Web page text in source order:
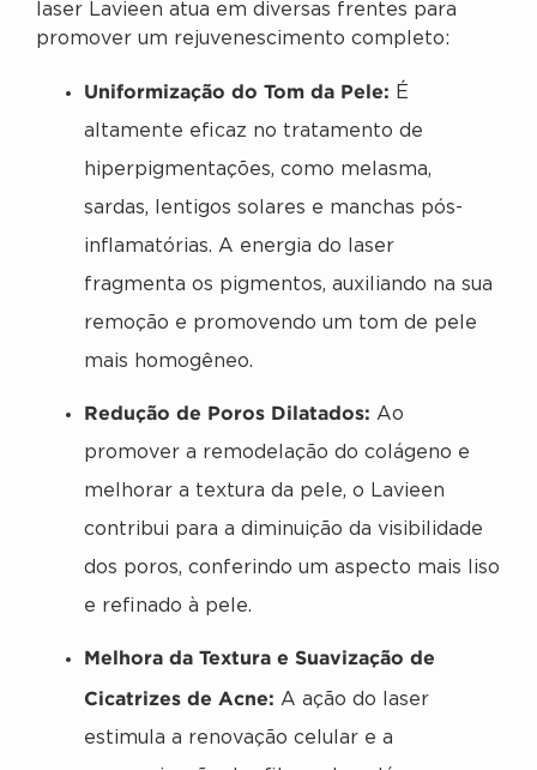
laser Lavieen atua em diversas frentes para
promover um rejuvenescimento completo:
Uniformização do Tom da Pele: É
altamente eficaz no tratamento de
hiperpigmentações, como melasma,
sardas, lentigos solares e manchas pós-
inflamatórias. A energia do laser
fragmenta os pigmentos, auxiliando na sua
remoção e promovendo um tom de pele
mais homogêneo.
Redução de Poros Dilatados: Ao
promover a remodelação do colágeno e
melhorar a textura da pele, o Lavieen
contribui para a diminuição da visibilidade
dos poros, conferindo um aspecto mais liso
e refinado à pele.
Melhora da Textura e Suavização de
Cicatrizes de Acne: A ação do laser
estimula a renovação celular e a